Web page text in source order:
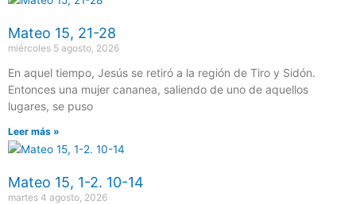
Mateo 15, 21-28
miércoles 5 agosto, 2026
En aquel tiempo, Jesús se retiró a la región de Tiro y Sidón.
Entonces una mujer cananea, saliendo de uno de aquellos
lugares, se puso
Leer más »
Mateo 15, 1-2. 10-14
martes 4 agosto, 2026